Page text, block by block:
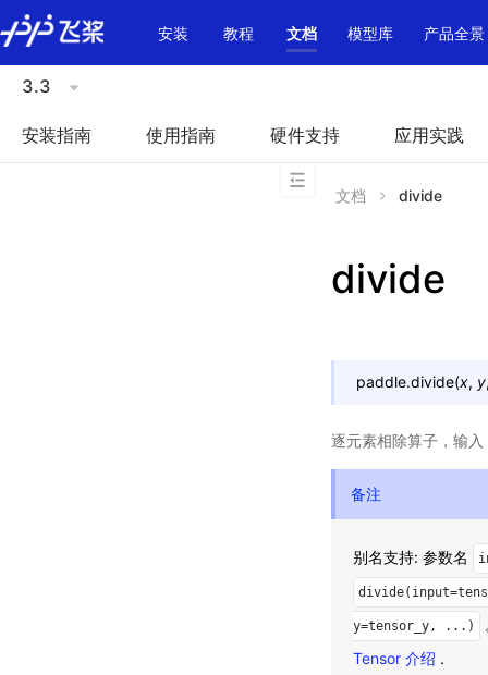
\u200E
安装
教程 文档 模型库 产品全景
3.3
安装指南 使用指南 硬件支持 应用实践
文档 divide
divide
paddle.divide(x, y
逐元素相除算子，输入
备注
别名支持: 参数名
y=tensor_y, ...)
Tensor 介绍 .